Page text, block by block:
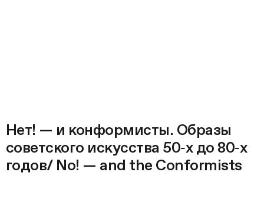
Нет! — и конформисты. Образы
советского искусства 50‑х до 80‑х
годов/ No! — and the Conformists